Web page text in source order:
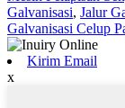
Galvanisasi, Jalur
Galvanisasi Celup
Kirim Email
x